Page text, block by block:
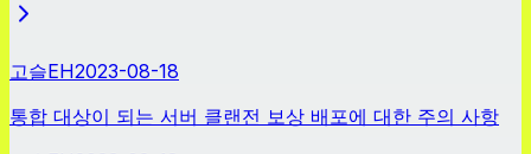
고슬EH2023-08-18
통합 대상이 되는 서버 클랜전 보상 배포에 대한 주의 사항